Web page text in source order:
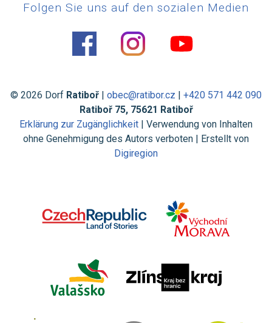
Folgen Sie uns auf den sozialen Medien
© 2026 Dorf Ratiboř obec@ratibor.cz
+420 571 442 090
Ratiboř 75, 75621 Ratiboř
Erklärung zur Zugänglichkeit | Verwendung von Inhalten
ohne Genehmigung des Autors verboten | Erstellt von
Digiregion